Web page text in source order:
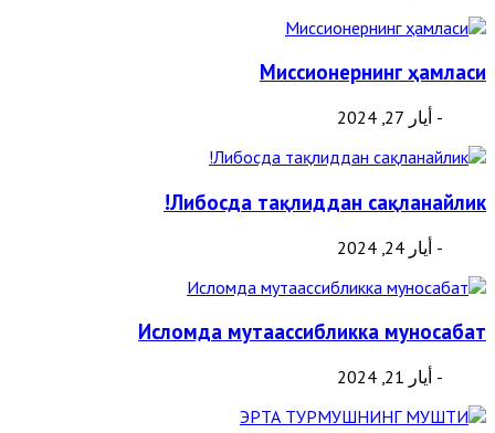
Миссионернинг ҳамласи
- أيار 27, 2024
Либосда тақлиддан сақланайлик!
- أيار 24, 2024
Исломда мутаассибликка муносабат
- أيار 21, 2024